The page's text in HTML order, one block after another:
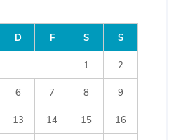
D F S S
1 2
6 7 8 9
13 14 15 16